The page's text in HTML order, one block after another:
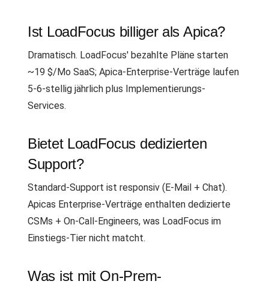
Ist LoadFocus billiger als Apica?
Dramatisch. LoadFocus' bezahlte Pläne starten
~19 $/Mo SaaS; Apica-Enterprise-Verträge laufen
5-6-stellig jährlich plus Implementierungs-
Services.
Bietet LoadFocus dedizierten
Support?
Standard-Support ist responsiv (E-Mail + Chat).
Apicas Enterprise-Verträge enthalten dedizierte
CSMs + On-Call-Engineers, was LoadFocus im
Einstiegs-Tier nicht matcht.
Was ist mit On-Prem-